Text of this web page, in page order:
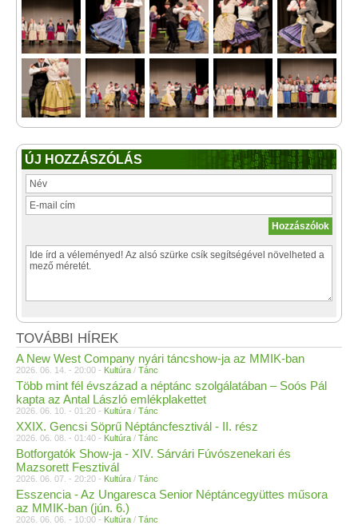
ÚJ HOZZÁSZÓLÁS
TOVÁBBI HÍREK
A New West Company nyári táncshow-ja az MMIK-ban
2026. 06. 14. - 20:00 - Kultúra / Tánc
Több mint fél évszázad a néptánc szolgálatában – Soós Pál
kapta az Antal László emlékplakettet
2026. 06. 10. - 01:20 - Kultúra / Tánc
XXIX. Gencsi Söprű Néptáncfesztivál - II. rész
2026. 06. 08. - 01:40 - Kultúra / Tánc
Botforgatók Show-ja - XIV. Sárvári Fúvószenekari és
Mazsorett Fesztivál
2026. 06. 07. - 20:20 - Kultúra / Tánc
Esszencia - Az Ungaresca Senior Néptáncegyüttes műsora
az MMIK-ban (jún. 6.)
2026. 06. 06. - 10:00 - Kultúra / Tánc